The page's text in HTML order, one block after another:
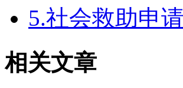
5.社会救助申
相关文章